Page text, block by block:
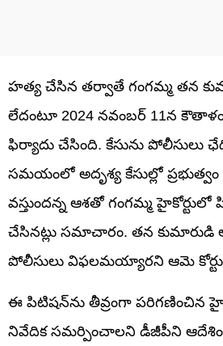
హత్య చేసిన తర్వాతే గంగమ్మ తన
లేదంటూ 2024 నవంబర్ 11న
ఫిర్యాదు చేసింది. కేసును పోలీసులు
సమయంలో అదృశ్య కేసుల్లో
వస్తుందన్న ఆశతో గంగమ్మ
చేసినట్లు సమాచారం. తన కుమారుడి
పోలీసులు విఫలమయ్యారని ఆమె
ఈ పిటిషన్‌ను తీవ్రంగా పరిగణించిన
నివేదిక సమర్పించాలని డీజీపీని